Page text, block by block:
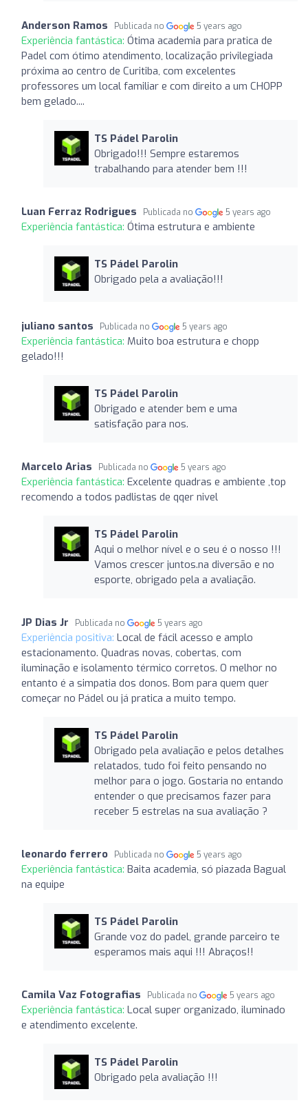
Anderson Ramos Publicada no 5 years ago
Experiência fantástica: Ótima academia para pratica de
Padel com ótimo atendimento, localização privilegiada
próxima ao centro de Curitiba, com excelentes
professores um local familiar e com direito a um CHOPP
bem gelado....
TS Pádel Parolin
Obrigado!!! Sempre estaremos
trabalhando para atender bem !!!
Luan Ferraz Rodrigues Publicada no 5 years ago
Experiência fantástica: Ótima estrutura e ambiente
TS Pádel Parolin
Obrigado pela a avaliação!!!
juliano santos Publicada no 5 years ago
Experiência fantástica: Muito boa estrutura e chopp
gelado!!!
TS Pádel Parolin
Obrigado e atender bem e uma
satisfação para nos.
Marcelo Arias Publicada no 5 years ago
Experiência fantástica: Excelente quadras e ambiente ,top
recomendo a todos padlistas de qqer nivel
TS Pádel Parolin
Aqui o melhor nível e o seu é o nosso !!!
Vamos crescer juntos.na diversão e no
esporte, obrigado pela a avaliação.
JP Dias Jr Publicada no 5 years ago
Experiência positiva: Local de fácil acesso e amplo
estacionamento. Quadras novas, cobertas, com
iluminação e isolamento térmico corretos. O melhor no
entanto é a simpatia dos donos. Bom para quem quer
começar no Pádel ou já pratica a muito tempo.
TS Pádel Parolin
Obrigado pela avaliação e pelos detalhes
relatados, tudo foi feito pensando no
melhor para o jogo. Gostaria no entando
entender o que precisamos fazer para
receber 5 estrelas na sua avaliação ?
leonardo ferrero Publicada no 5 years ago
Experiência fantástica: Baita academia, só piazada Bagual
na equipe
TS Pádel Parolin
Grande voz do padel, grande parceiro te
esperamos mais aqui !!! Abraços!!
Camila Vaz Fotografias Publicada no 5 years ago
Experiência fantástica: Local super organizado, iluminado
e atendimento excelente.
TS Pádel Parolin
Obrigado pela avaliação !!!